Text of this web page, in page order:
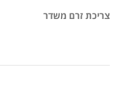
צריכת זרם משדר